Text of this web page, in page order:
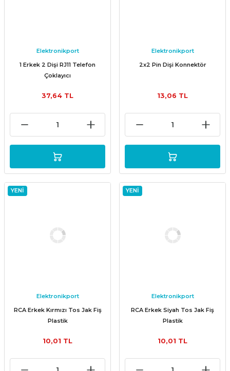
Elektronikport
1 Erkek 2 Dişi RJ11 Telefon
Çoklayıcı
37,64 TL
Elektronikport
2x2 Pin Dişi Konnektör
13,06 TL
YENİ
Elektronikport
RCA Erkek Kırmızı Tos Jak Fiş
Plastik
10,01 TL
YENİ
Elektronikport
RCA Erkek Siyah Tos Jak Fiş
Plastik
10,01 TL